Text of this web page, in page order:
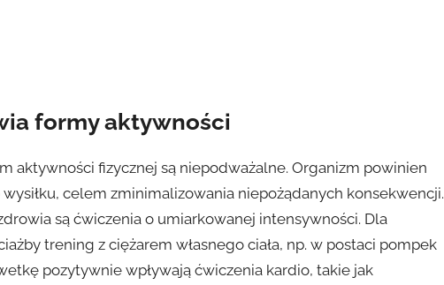
formy aktywności
aktywności fizycznej są niepodważalne. Organizm powinien
celem zminimalizowania niepożądanych konsekwencji.
są ćwiczenia o umiarkowanej intensywności. Dla
trening z ciężarem własnego ciała, np. w postaci pompek
pozytywnie wpływają ćwiczenia kardio, takie jak